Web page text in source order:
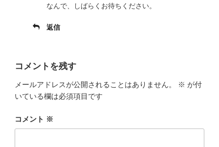
なんで、しばらくお待ちください。
返信
コメントを残す
メールアドレスが公開されることはありません。 ※ が付
いている欄は必須項目です
コメント ※